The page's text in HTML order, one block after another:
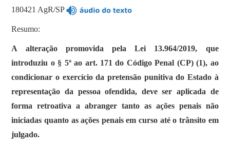
180421 AgR/SP
Resumo:
A alteração promovida pela Lei 13.964/2019, que
introduziu o § 5º ao art. 171 do Código Penal (CP) (1), ao
condicionar o exercício da pretensão punitiva do Estado à
representação da pessoa ofendida, deve ser aplicada de
forma retroativa a abranger tanto as ações penais não
iniciadas quanto as ações penais em curso até o trânsito em
julgado.